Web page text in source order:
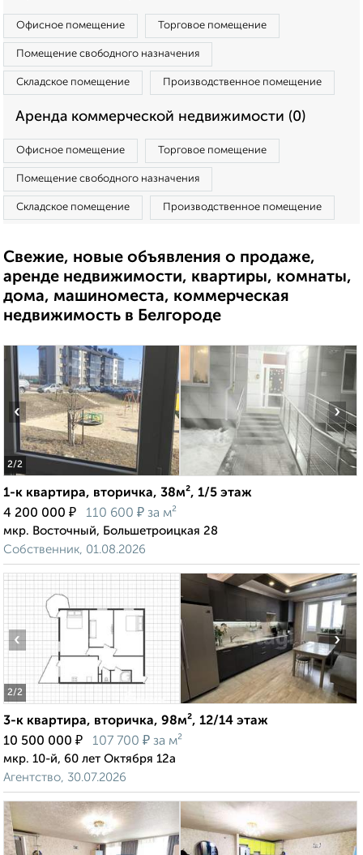
Офисное помещение Торговое помещение
Помещение свободного назначения
Складское помещение Производственное помещение
Аренда коммерческой недвижимости (0)
Офисное помещение Торговое помещение
Помещение свободного назначения
Складское помещение Производственное помещение
Свежие, новые объявления о продаже,
аренде недвижимости, квартиры, комнаты,
дома, машиноместа, коммерческая
недвижимость в Белгороде
2/2
‹ ›
1-к квартира, вторичка, 38м², 1/5 этаж
4 200 000 ₽ 110 600 ₽ за м²
мкр. Восточный, Большетроицкая 28
Собственник, 01.08.2026
2/2
‹ ›
3-к квартира, вторичка, 98м², 12/14 этаж
10 500 000 ₽ 107 700 ₽ за м²
мкр. 10-й, 60 лет Октября 12а
Агентство, 30.07.2026